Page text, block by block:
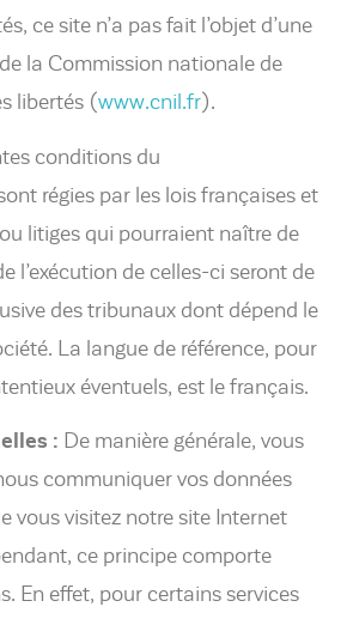
ce site n’a pas fait l’objet d’une
la Commission nationale de
libertés (www.cnil.fr).
conditions du
régies par les lois françaises et
litiges qui pourraient naître de
l’exécution de celles-ci seront de
des tribunaux dont dépend le
La langue de référence, pour
éventuels, est le français.
: De manière générale, vous
communiquer vos données
vous visitez notre site Internet
ce principe comporte
En effet, pour certains services